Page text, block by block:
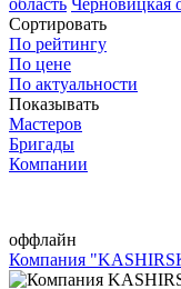
область Черновицкая
Сортировать
По рейтингу
По цене
По актуальности
Показывать
Мастеров
Бригады
Компании
оффлайн
Компания